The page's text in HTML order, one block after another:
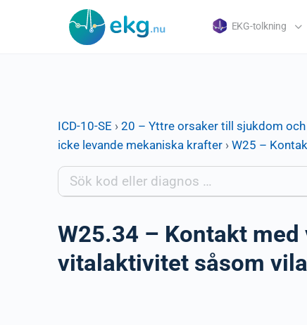
EKG-tolkning
ICD-10-SE › 20 – Yttre orsaker till sjukdom och
icke levande mekaniska krafter › W25 –
W25.34 – Kontakt
vitalaktivitet såsom